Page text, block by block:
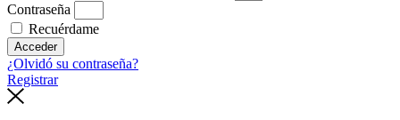
Contraseña
Recuérdame
Acceder
¿Olvidó su contraseña?
Registrar